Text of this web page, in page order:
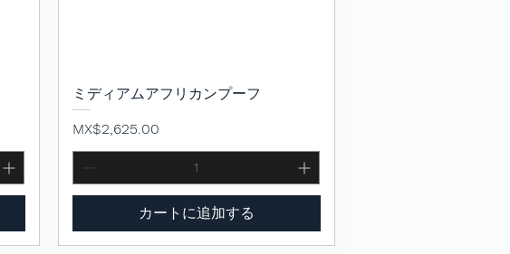
クイックビュー
ミディアムアフリカンプーフ
価格
MX$2,625.00
カートに追加する